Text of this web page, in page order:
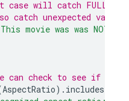
will catch FULLSCREEN,
unexpected values
movie was was NOT
check to see if the
AspectRatio). includes